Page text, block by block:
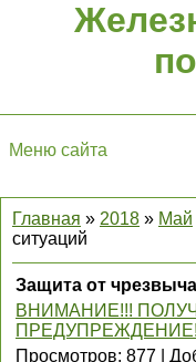
Меню сайта
Главная » 2018 » Май
ситуаций
Защита от
ВНИМАНИЕ!!!
Просмотров: 877